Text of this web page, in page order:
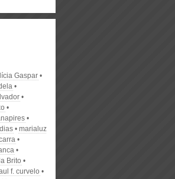
Gaspar
marialuz
Brito
f. curvelo